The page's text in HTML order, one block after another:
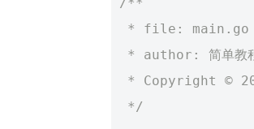
* file: main.go
* author: 简单教
* Copyright ©
*/